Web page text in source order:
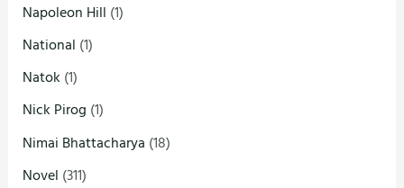
Napoleon Hill (1)
National (1)
Natok (1)
Nick Pirog (1)
Nimai Bhattacharya (18)
Novel (311)